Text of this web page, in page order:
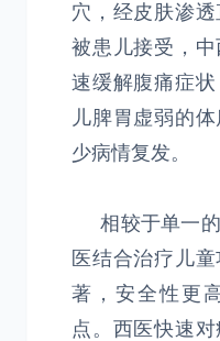
穴，经皮肤渗
被患儿接受，
速缓解腹痛症
儿脾胃虚弱的
少病情复发。
相较于单一的
医结合治疗儿
著，安全性更
点。西医快速